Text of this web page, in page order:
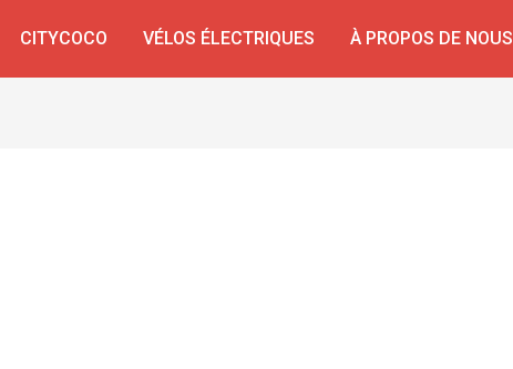
CITYCOCO VÉLOS ÉLECTRIQUES À PROPOS DE NOUS